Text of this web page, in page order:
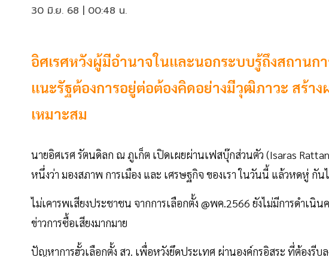
30 มิ.ย. 68 | 00:48 น.
อิศเรศหวังผู้มีอำนาจในและนอกระบบรู้ถึงสถาน
แนะรัฐต้องการอยู่ต่อต้องคิดอย่างมีวุฒิภาวะ สร้า
เหมาะสม
นายอิศเรศ รัตนดิลก ณ ภูเก็ต เปิดเผยผ่านเฟสบุ๊กส่วนตัว (Isaras
หนึ่งว่า มองสภาพ การเมือง และ เศรษฐกิจ ของเรา ในวันนี้ แล้วหดหู่ กัน
ไม่เคารพเสียงประชาชน จากการเลือกตั้ง @พค.2566 ยังไม่มีการดำเนิ
ข่าวการซื้อเสียงมากมาย
ปัญหาการฮั้วเลือกตั้ง สว. เพื่อหวังยึดประเทศ ผ่านองค์กรอิสระ ที่ต้องรีบ